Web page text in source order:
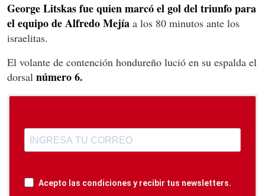
George Litskas fue quien marcó el gol del triunfo para
el equipo de Alfredo Mejía a los 80 minutos ante los
israelitas.
El volante de contención hondureño lució en su espalda el
dorsal número 6.
Acepto las condiciones y recibir tus newsletters.